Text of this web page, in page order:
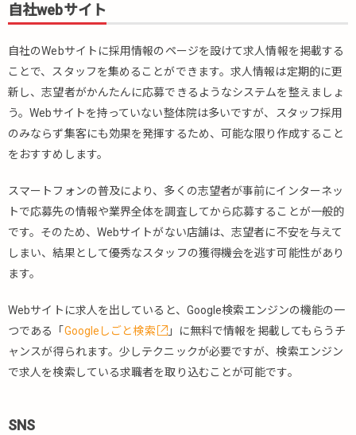
自社webサイト
自社のWebサイトに採用情報のページを設けて求人情報を掲載する
ことで、スタッフを集めることができます。求人情報は定期的に更
新し、志望者がかんたんに応募できるようなシステムを整えましょ
う。Webサイトを持っていない整体院は多いですが、スタッフ採用
のみならず集客にも効果を発揮するため、可能な限り作成すること
をおすすめします。
スマートフォンの普及により、多くの志望者が事前にインターネッ
トで応募先の情報や業界全体を調査してから応募することが一般的
です。そのため、Webサイトがない店舗は、志望者に不安を与えて
しまい、結果として優秀なスタッフの獲得機会を逃す可能性があり
ます。
Webサイトに求人を出していると、Google検索エンジンの機能の一
つである「 Googleしごと検索
」に無料で情報を掲載してもらうチ
ャンスが得られます。少しテクニックが必要ですが、検索エンジン
で求人を検索している求職者を取り込むことが可能です。
SNS